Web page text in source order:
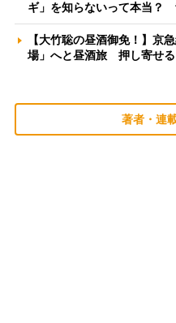
ギ」を知らないって本当
【大竹聡の昼酒御免！】京
場」へと昼酒旅 押し寄せ
著者・連